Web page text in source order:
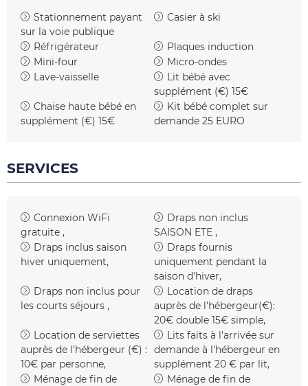
Stationnement payant
sur la voie publique
Casier à ski
Réfrigérateur
Plaques induction
Mini-four
Micro-ondes
Lave-vaisselle
Lit bébé avec
supplément (€) 15€
Chaise haute bébé en
supplément (€) 15€
Kit bébé complet sur
demande 25 EURO
SERVICES
Connexion WiFi
gratuite
Draps non inclus
SAISON ETE
Draps inclus saison
hiver uniquement
Draps fournis
uniquement pendant la
saison d'hiver
Draps non inclus pour
les courts séjours
Location de draps
auprès de l'hébergeur(€):
20€ double 15€ simple
Location de serviettes
auprès de l'hébergeur (€) :
10€ par personne
Lits faits à l'arrivée sur
demande à l'hébergeur en
supplément 20 € par lit
Ménage de fin de
Ménage de fin de